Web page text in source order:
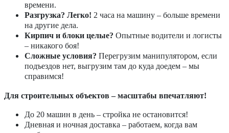
времени.
Разгрузка? Легко! 2 часа на машину – больше времени
на другие дела.
Кирпич и блоки целые? Опытные водители и логисты
– никакого боя!
Сложные условия? Перегрузим манипулятором, если
подъездов нет, выгрузим там до куда доедем – мы
справимся!
Для строительных объектов – масштабы впечатляют!
До 20 машин в день – стройка не остановится!
Дневная и ночная доставка – работаем, когда вам